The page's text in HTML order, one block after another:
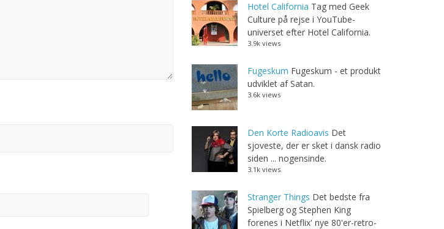
Hotel California Tag med Geek
Culture på rejse i YouTube-
universet efter Hotel California.
3.9k views
Fugeskum Fugeskum - et produkt
udviklet af Satan.
3.6k views
Den Korte Radioavis Det
sjoveste, der er sket i dansk radio
siden ... nogensinde.
3.1k views
Stranger Things Det bedste fra
Spielberg og Stephen King
forenes i Netflix' nye 80'er-retro-